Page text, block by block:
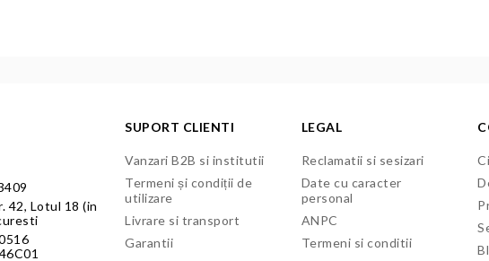
42, Lotul 18 (in
SUPORT CLIENTI
Vanzari B2B si institutii
Termeni și condiții de
utilizare
Livrare si transport
Garantii
LEGAL
Reclamatii si sesizari
Date cu caracter
personal
ANPC
Termeni si conditii